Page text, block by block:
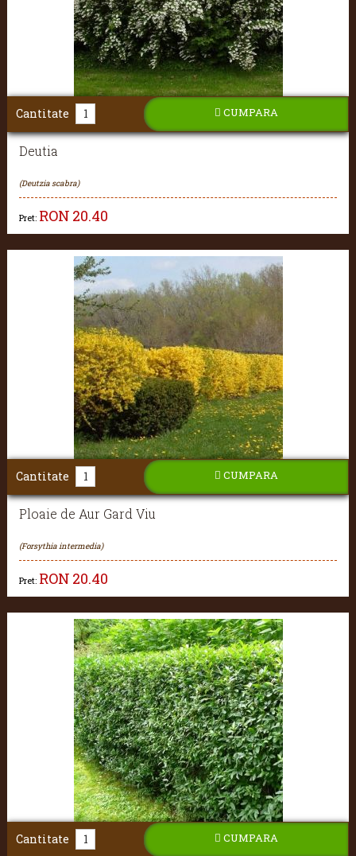
Deutia
(Deutzia scabra)
Pret: RON 20.40
Cantitate CUMPARA
Ploaie de Aur Gard Viu
(Forsythia intermedia)
Pret: RON 20.40
Cantitate CUMPARA
Cantitate CUMPARA